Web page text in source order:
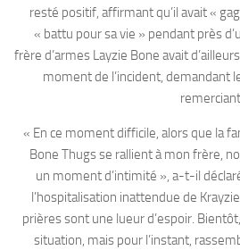
resté positif, affirmant qu’il avait «
« battu pour sa vie » pendant près
frère d’armes Layzie Bone avait
moment de l’incident, demandant
« En ce moment difficile, alors que la
Bone Thugs se rallient à mon frère,
un moment d’intimité », a-t-il
l’hospitalisation inattendue de
prières sont une lueur d’espoir.
situation, mais pour l’instant,